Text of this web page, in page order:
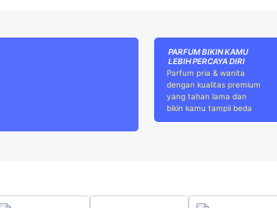
PARFUM BIKIN KAMU
LEBIH PERCAYA DIRI
Parfum pria & wanita
dengan kualitas premium
yang tahan lama dan
bikin kamu tampil beda